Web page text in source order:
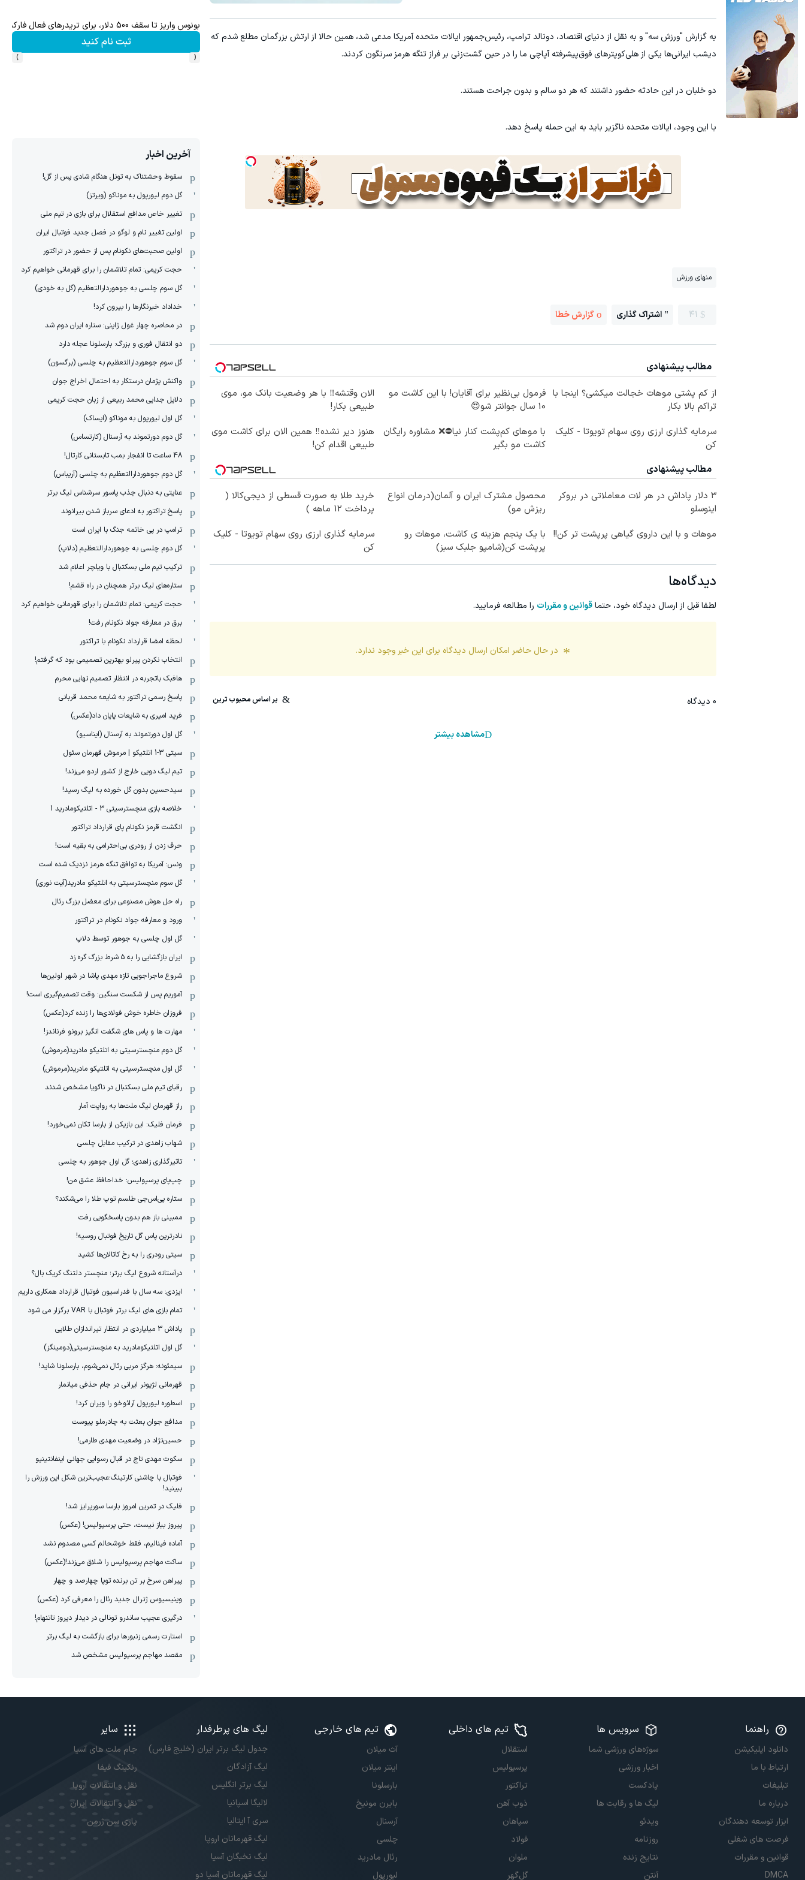
به گزارش "ورزش سه" و به نقل از دنیای اقتصاد، دونالد ترامپ، رئیس‌جمهور ایالات متحده آمریکا مدعی شد، همین حالا از ارتش بزرگمان مطلع شدم که
دیشب ایرانی‌ها یکی از هلی‌کوپترهای فوق‌پیشرفته آپاچی ما را در حین گشت‌زنی بر فراز تنگه هرمز سرنگون کردند.
دو خلبان در این حادثه حضور داشتند که هر دو سالم و بدون جراحت هستند.
با این وجود، ایالات متحده ناگزیر باید به این حمله پاسخ دهد.
منهای ورزش
41 اشتراک گذاری گزارش خطا
مطالب پیشنهادی
از کم پشتی موهات خجالت میکشی؟ اینجا با
تراکم بالا بکار
فرمول بی‌نظیر برای آقایان! با این کاشت مو
10 سال جوانتر شو😍
الان وقتشه‼️ با هر وضعیت بانک مو، موی
طبیعی بکار!
سرمایه گذاری ارزی روی سهام تویوتا - کلیک
کن
با موهای کم‌پشت کنار نیا⛔️❌ مشاوره رایگان
کاشت مو بگیر
هنوز دیر نشده‼️ همین الان برای کاشت موی
طبیعی اقدام کن!
مطالب پیشنهادی
۳ دلار پاداش در هر لات معاملاتی در بروکر
اینوسلو
محصول مشترک ایران و آلمان(درمان انواع
ریزش مو)
خرید طلا به صورت قسطی از دیجی‌کالا (
پرداخت 12 ماهه )
موهات و با این داروی گیاهی پرپشت تر کن!!
با یک پنجم هزینه ی کاشت، موهات رو
پرپشت کن(شامپو جلبک سبز)
سرمایه گذاری ارزی روی سهام تویوتا - کلیک
کن
دیدگاه‌ها
لطفا قبل از ارسال دیدگاه خود، حتماقوانین و مقررات را مطالعه فرمایید.
در حال حاضر امکان ارسال دیدگاه برای این خبروجود ندارد.
0 دیدگاه
مشاهده بیشتر
ثبت نام کنید ثبت نام کنید
میدونستی میتونی از بالا رفتن ارزش سهام گوگل سود کسب کنی؟
ثبت نام کنید
بونوس واریز تا سقف 500 دلار، برای تریدرهای فعال فارکس
ثبت نام کنید
‹
›
آخرین اخبار
سقوط وحشتناک به تونل هنگام شادی پس از گل!
گل دوم لیورپول به موناکو (ویرتز)
تغییر خاص مدافع استقلال برای بازی در تیم ملی
اولین تغییر نام و لوگو در فصل جدید فوتبال ایران
اولین صحبت‌های نکونام پس از حضور در تراکتور
حجت کریمی: تمام تلاشمان را برای قهرمانی خواهیم کرد
گل سوم چلسی به جوهوردارالتعظیم (گل به خودی)
خداداد خبرنگارها را بیرون کرد!
در محاصره چهار غول ژاپنی: ستاره ایران دوم شد
دو انتقال فوری و بزرگ: بارسلونا عجله دارد
گل سوم جوهوردارالتعظیم به چلسی (برگسون)
واکنش پژمان درستکار به احتمال اخراج جوان
دلایل جدایی محمد ربیعی از زبان حجت کریمی
گل اول لیورپول به موناکو (ایساک)
گل دوم دورتموند به آرسنال (کارتساس)
48 ساعت تا انفجار بمب تابستانی کارتال!
گل دوم جوهوردارالتعظیم به چلسی (آریباس)
عنایتی به دنبال جذب پاسور سرشناس لیگ برتر
پاسخ تراکتور به ادعای سرباز شدن بیرانوند
ترامپ در پی خاتمه جنگ با ایران است
گل دوم چلسی به جوهوردارالتعظیم (دلاپ)
ترکیب تیم ملی بسکتبال با ویلچر اعلام شد
ستاره‌های لیگ برتر همچنان در راه قشم!
حجت کریمی: تمام تلاشمان را برای قهرمانی خواهیم کرد
برق در معارفه جواد نکونام رفت!
لحظه امضا قرارداد نکونام با تراکتور
انتخاب نکردن پیرلو بهترین تصمیمی بود که گرفتم!
هافبک باتجربه در انتظار تصمیم نهایی محرم
پاسخ رسمی تراکتور به شایعه محمد قربانی
فرید امیری به شایعات پایان داد(عکس)
گل اول دورتموند به آرسنال (ایناسیو)
سیتی 3-1 اتلتیکو | مرموش قهرمان سئول
تیم لیگ دویی خارج از کشور اردو می‌زند!
سیدحسین بدون گل خورده به لیگ رسید!
خلاصه بازی منچسترسیتی 3 - اتلتیکومادرید 1
انگشت قرمز نکونام پای قرارداد تراکتور
حرف زدن از رودری بی‌احترامی به بقیه است!
ونس: آمریکا به توافق تنگه هرمز نزدیک شده است
گل سوم منچسترسیتی به اتلتیکو مادرید(آیت نوری)
راه حل هوش مصنوعی برای معضل بزرگ رئال
ورود و معارفه جواد نکونام در تراکتور
گل اول چلسی به جوهور توسط دلاپ
ایران بازگشایی را به ۵ شرط بزرگ گره زد
شروع ماجراجویی تازه مهدی پاشا در شهر اولین‌ها
آموریم پس از شکست سنگین: وقت تصمیم‌گیری است!
فروزان خاطره خوش فولادی‌ها را زنده کرد(عکس)
مهارت ها و پاس های شگفت انگیز برونو فرناندز!
گل دوم منچسترسیتی به اتلتیکو مادرید(مرموش)
گل اول منچسترسیتی به اتلتیکو مادرید(مرموش)
رقبای تیم ملی بسکتبال در ناگویا مشخص‌ شدند
راز قهرمان لیگ ملت‌ها به روایت آمار
فرمان فلیک: این بازیکن از بارسا تکان نمی‌خورد!
شهاب زاهدی در ترکیب مقابل چلسی
تاثیرگذاری زاهدی؛ گل اول جوهور به چلسی
چپ‌پای پرسپولیس: خداحافظ عشق من!
ستاره پی‌اس‌جی طلسم توپ طلا را می‌شکند؟
ممبینی باز هم بدون پاسخگویی رفت
نادر‌ترین پاس گل تاریخ فوتبال روسیه!
سیتی رودری را به رخ کاتالان‌ها کشید
درآستانه شروع لیگ برتر؛ منچستر دلتنگ کریک بال؟
ایزدی: سه سال با فدراسیون فوتبال قرارداد همکاری داریم
تمام بازی های لیگ برتر فوتبال با VAR برگزار می شود
پاداش 3 میلیاردی در انتظار تیراندازان طلایی
گل اول اتلتیکومادرید به منچسترسیتی(دومینگز)
سیمئونه: هرگز مربی رئال نمی‌شوم، بارسلونا شاید!
قهرمانی لژیونر ایرانی در جام حذفی میانمار
اسطوره لیورپول آرائوخو را ویران کرد!
مدافع جوان بعثت به چادرملو پیوست
حسین‌نژاد در وضعیت مهدی طارمی!
سکوت مهدی تاج در قبال رسوایی جهانی اینفانتینیو
فوتبال با چاشنی کارتینگ؛عجیب‌ترین شکل این ورزش را
ببینید!
فلیک در تمرین امروز بارسا سورپرایز شد!
پیروز بباز نیست، حتی پرسپولیس! (عکس)
آماده فینالیم، فقط خوشحالم کسی مصدوم نشد
ساکت مهاجم پرسپولیس را شلاق می‌زند!(عکس)
پیراهن سرخ بر تن برنده توپا چهارصد و چهار
وینیسیوس ژنرال جدید رئال را معرفی کرد (عکس)
درگیری عجیب ساندرو تونالی در دیدار دیروز تاتنهام!
استارت رسمی زنبورها برای بازگشت به لیگ برتر
مقصد مهاجم پرسپولیس مشخص شد
راهنما
دانلود اپلیکیشن
ارتباط با ما
تبلیغات
درباره ما
ابزار توسعه دهندگان
فرصت های شغلی
قوانین و مقررات
DMCA
سرویس ها
سوژه‌های ورزشی شما
اخبار ورزشی
پادکست
لیگ ها و رقابت ها
ویدئو
روزنامه
نتایج زنده
آنتن
تیم های داخلی
استقلال
پرسپولیس
تراکتور
ذوب آهن
سپاهان
فولاد
ملوان
گل‌گهر
تیم های خارجی
آث میلان
اینتر میلان
بارسلونا
بایرن مونیخ
آرسنال
چلسی
رئال مادرید
لیورپول
لیگ های پرطرفدار
جدول لیگ برتر ایران (خلیج فارس)
لیگ آزادگان
لیگ برتر انگلیس
لالیگا اسپانیا
سری آ ایتالیا
لیگ قهرمانان اروپا
لیگ نخبگان آسیا
لیگ قهرمانان آسیا دو
سایر
جام ملت های آسیا
رنکینگ فیفا
نقل و انتقالات اروپا
نقل و انتقالات ایران
پاری سن ژرمن